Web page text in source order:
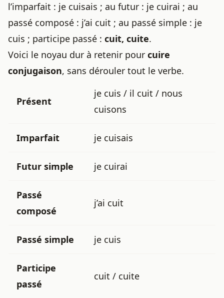
l’imparfait : je cuisais ; au futur : je cuirai ; au
passé composé : j’ai cuit ; au passé simple : je
cuis ; participe passé : cuit, cuite.
Voici le noyau dur à retenir pour cuire
conjugaison, sans dérouler tout le verbe.
Présent
je cuis / il cuit / nous
cuisons
Imparfait je cuisais
Futur simple je cuirai
Passé
composé
j’ai cuit
Passé simple je cuis
Participe
passé
cuit / cuite